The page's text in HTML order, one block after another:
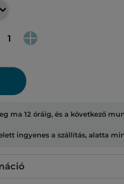
ma 12 óráig, és a következő
ingyenes a szállítás, alatta